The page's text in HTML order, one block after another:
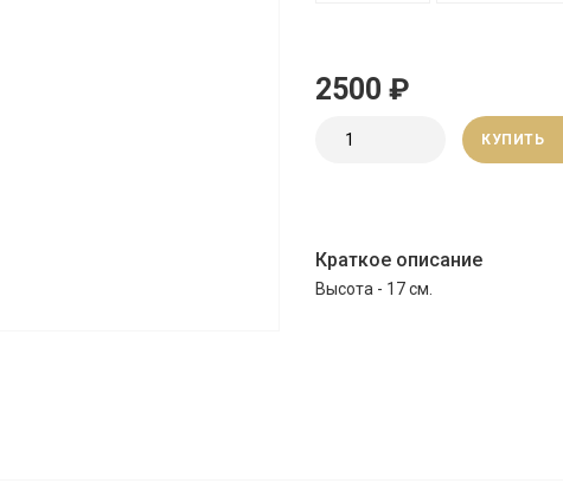
2500 ₽
КУПИТЬ
Краткое описание
Высота - 17 см.